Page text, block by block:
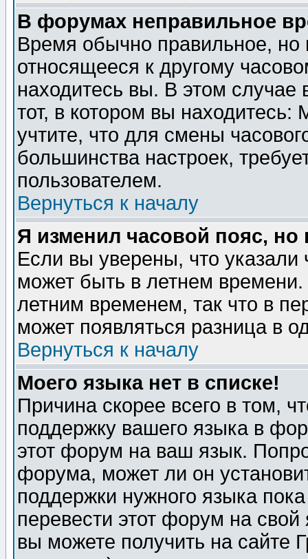
В форумах неправильное
Время обычно правильное,
относящееся к другому
находитесь вы. В этом
тот, в котором вы
учтите, что для смены
большинства настроек,
пользователем.
Вернуться к началу
Я изменил часовой пояс,
Если вы уверены, что указали
может быть в летнем
летним временем, так что в
может появляться разница в
Вернуться к началу
Моего языка нет в списке!
Причина скорее всего в том,
поддержку вашего языка в
этот форум на ваш язык.
форума, может ли он
поддержки нужного языка
перевести этот форум на
вы можете получить на сайте